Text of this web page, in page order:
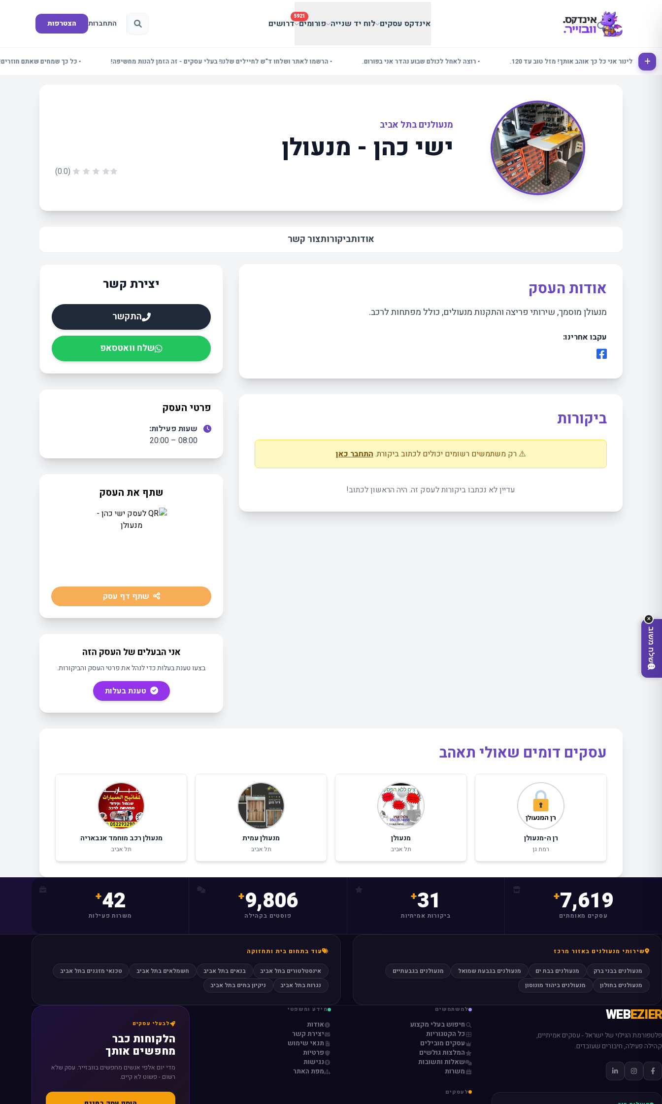
אינדקס עסקים לוח יד שנייה פורומים
5921
דרושים התחברות הצטרפות
• אלינור אני כל כך אוהב אותך! מזל טוב עד 120. • רוצה לאחל לכולם שבוע נהדר אני בפורום. • הרשמו לאתר ושלחו ד"ש לחיילים שלנו! בעלי עסקים - זה הזמן להנות מחשיפה! • כל כך שמחים שאתם חוזרים!
מצאו לי עסק
מנעולנים בתל אביב
ישי כהן - מנעולן
(0.0)
אודותביקורותצור קשר
אודות העסק
מנעולן מוסמך, שירותי פריצה והתקנות מנעולים, כולל מפתחות לרכב.
עקבו אחרינו:
ביקורות
⚠️ רק משתמשים רשומים יכולים לכתוב ביקורת.התחבר כאן
עדיין לא נכתבו ביקורות לעסק זה. היה הראשון לכתוב!
יצירת קשר
התקשר
שלח וואטסאפ
פרטי העסק
שעות פעילות:
08:00 – 20:00
שתף את העסק
שתף דף עסק
אני הבעלים של העסק הזה
בצעו טענת בעלות כדי לנהל את פרטי העסק והביקורות.
טענת בעלות
עסקים דומים שאולי תאהב
רן ה-מנעולן
רמת גן
מנעולן
תל אביב
מנעולן עמית
תל אביב
מנעולן רכב מוחמד אגבאריה
תל אביב
✕
שלח משוב
7,619
עסקים מאומתים 31
ביקורות אמיתיות 9,806
פוסטים בקהילה 42
משרות פעילות
שירותי מנעולנים באזור מרכז
מנעולנים בבני ברק מנעולנים בבת ים מנעולנים בגבעת שמואל
מנעולנים בגבעתיים
מנעולנים בחולון
מנעולנים ביהוד מונוסון
עוד בתחום בית ותחזוקה
אינסטלטורים בתל אביב בנאים בתל אביב חשמלאים בתל אביב
טכנאי מזגנים בתל אביב
נגרות בתל אביב
ניקיון בתים בתל אביב
WEBEZIER
פלטפורמת הגילוי של ישראל - עסקים אמיתיים,
קהילה פעילה, חיבורים שעובדים.
למשתמשים
חיפוש בעלי מקצוע
כל הקטגוריות
עסקים מובילים
המלצות גולשים
שאלות ותשובות
משרות
לעסקים
מידע ומשפטי
אודות
יצירת קשר
תנאי שימוש
פרטיות
נגישות
מפת האתר
לבעלי עסקים
הלקוחות כבר
מחפשים אותך
מדי יום אלפי אנשים מחפשים בוובזייר. עסק שלא
רשום - פשוט לא קיים.